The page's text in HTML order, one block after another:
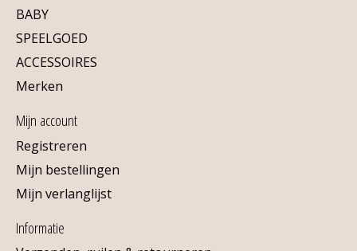
BABY
SPEELGOED
ACCESSOIRES
Merken
Mijn account
Registreren
Mijn bestellingen
Mijn verlanglijst
Informatie